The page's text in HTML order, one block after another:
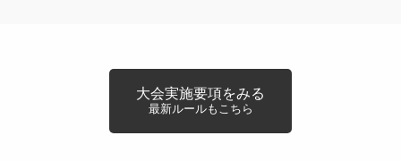
大会実施要項をみる
最新ルールもこちら